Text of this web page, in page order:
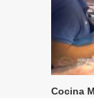
Cocina